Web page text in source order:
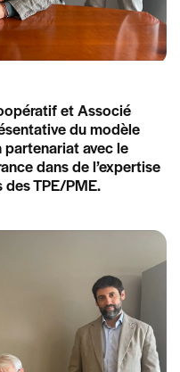
et Associé
du modèle
avec le
dans de l’expertise
TPE/PME.